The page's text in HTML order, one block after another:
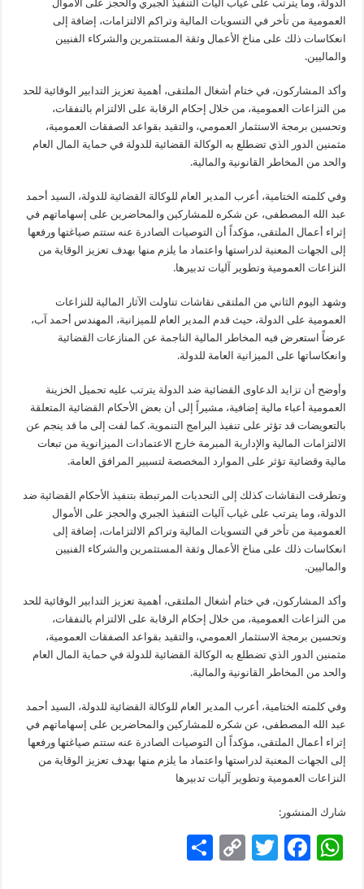
الدولة، وما يترتب على غياب آليات التنفيذ الجبري والحجز على الأموال
العمومية من تأخر في التسويات المالية وتراكم الالتزامات، إضافة إلى
انعكاسات ذلك على مناخ الأعمال وثقة المستثمرين والشركاء الفنيين
والماليين.
وأكد المشاركون، في ختام أشغال الملتقى، أهمية تعزيز التدابير الوقائية للحد
من النزاعات العمومية، من خلال إحكام الرقابة على الالتزام بالنفقات،
وتحسين برمجة الاستثمار العمومي، والتقيد بقواعد الصفقات العمومية،
مثمنين الدور الذي تضطلع به الوكالة القضائية للدولة في حماية المال العام
والحد من المخاطر القانونية والمالية.
وفي كلمته الختامية، أعرب المدير العام للوكالة القضائية للدولة، السيد أحمد
عبد الله المصطفى، عن شكره للمشاركين والمحاضرين على إسهاماتهم في
إثراء أعمال الملتقى، مؤكداً أن التوصيات الصادرة عنه ستتم صياغتها ورفعها
إلى الجهات المعنية لدراستها واعتماد ما يلزم منها بهدف تعزيز الوقاية من
النزاعات العمومية وتطوير آليات تدبيرها.
وشهد اليوم الثاني من الملتقى نقاشات تناولت الآثار المالية للنزاعات
العمومية على الدولة، حيث قدم المدير العام للميزانية، المهندس أحمد آب،
عرضاً استعرض فيه المخاطر المالية الناجمة عن المنازعات القضائية
وانعكاساتها على الميزانية العامة للدولة.
وأوضح أن تزايد الدعاوى القضائية ضد الدولة يترتب عليه تحميل الخزينة
العمومية أعباء مالية إضافية، مشيراً إلى أن بعض الأحكام القضائية المتعلقة
بالتعويضات قد تؤثر على تنفيذ البرامج التنموية. كما لفت إلى ما قد ينجم عن
الالتزامات المالية والإدارية المبرمة خارج الاعتمادات الميزانوية من تبعات
مالية وقضائية تؤثر على الموارد المخصصة لتسيير المرافق العامة.
وتطرقت النقاشات كذلك إلى التحديات المرتبطة بتنفيذ الأحكام القضائية ضد
الدولة، وما يترتب على غياب آليات التنفيذ الجبري والحجز على الأموال
العمومية من تأخر في التسويات المالية وتراكم الالتزامات، إضافة إلى
انعكاسات ذلك على مناخ الأعمال وثقة المستثمرين والشركاء الفنيين
والماليين.
وأكد المشاركون، في ختام أشغال الملتقى، أهمية تعزيز التدابير الوقائية للحد
من النزاعات العمومية، من خلال إحكام الرقابة على الالتزام بالنفقات،
وتحسين برمجة الاستثمار العمومي، والتقيد بقواعد الصفقات العمومية،
مثمنين الدور الذي تضطلع به الوكالة القضائية للدولة في حماية المال العام
والحد من المخاطر القانونية والمالية.
وفي كلمته الختامية، أعرب المدير العام للوكالة القضائية للدولة، السيد أحمد
عبد الله المصطفى، عن شكره للمشاركين والمحاضرين على إسهاماتهم في
إثراء أعمال الملتقى، مؤكداً أن التوصيات الصادرة عنه ستتم صياغتها ورفعها
إلى الجهات المعنية لدراستها واعتماد ما يلزم منها بهدف تعزيز الوقاية من
النزاعات العمومية وتطوير آليات تدبيرها
شارك المنشور:
W
F
T
C